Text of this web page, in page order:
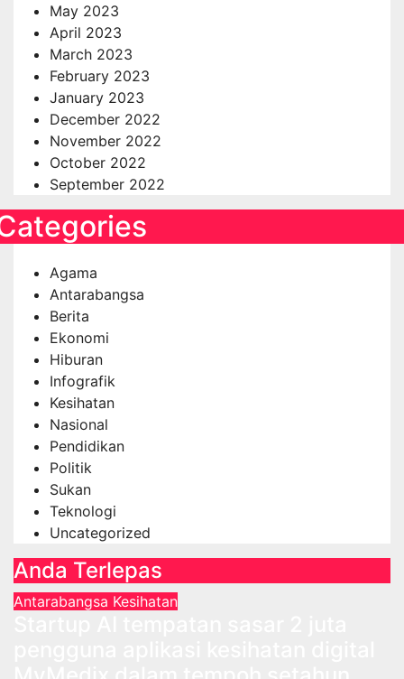
May 2023
April 2023
March 2023
February 2023
January 2023
December 2022
November 2022
October 2022
September 2022
Agama
Antarabangsa
Berita
Ekonomi
Hiburan
Infografik
Kesihatan
Nasional
Pendidikan
Politik
Sukan
Teknologi
Uncategorized
Anda Terlepas
Antarabangsa Kesihatan